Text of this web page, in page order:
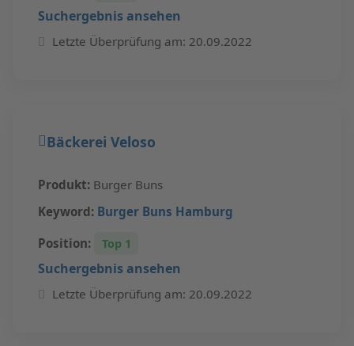
Suchergebnis ansehen
Letzte Überprüfung am: 20.09.2022
Bäckerei Veloso
Produkt: Burger Buns
Keyword: Burger Buns Hamburg
Position: Top 1
Suchergebnis ansehen
Letzte Überprüfung am: 20.09.2022